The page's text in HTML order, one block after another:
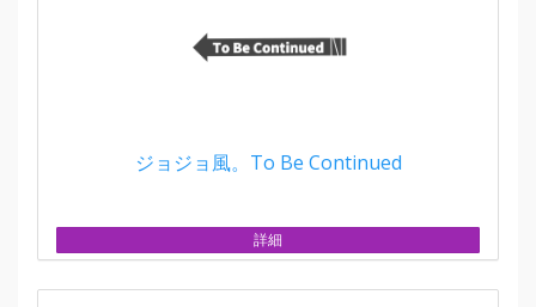
ジョジョ風。To Be Continued
詳細